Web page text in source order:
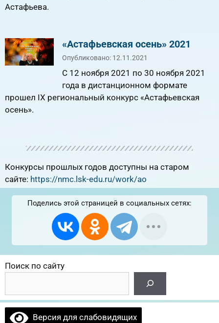
Астафьева.
«Астафьевская осень» 2021
Опубликовано: 12.11.2021
C 12 ноября 2021 по 30 ноября 2021
года в дистанционном формате
прошел IX региональный конкурс «Астафьевская
осень».
Конкурсы прошлых годов доступны на старом
сайте: https://nmc.lsk-edu.ru/work/ao
Поделись этой страницей в социальных сетях:
Поиск по сайту
Версия для слабовидящих